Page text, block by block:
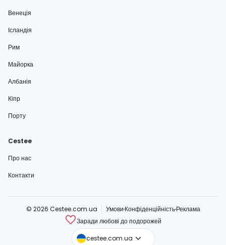
Венеція
Ісландія
Рим
Майорка
Албанія
Кіпр
Порту
Cestee
Про нас
Контакти
© 2026 Cestee.com.ua УмовиКонфіденційністьРеклама
Заради любові до подорожей
cestee.com.ua
cestee.com